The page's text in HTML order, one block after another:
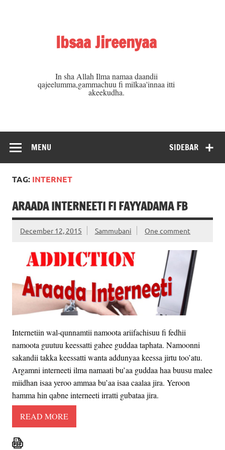
Ibsaa Jireenyaa
In sha Allah Ilma namaa daandii
qajeelumma,gammachuu fi milkaa'innaa itti
akeekudha.
SIDEBAR
MENU
TAG: INTERNET
ARAADA INTERNEETI FI FAYYADAMA FB
December 12, 2015 Sammubani One comment
Internetiin wal-qunnamtii namoota ariifachisuu fi fedhii
namoota guutuu keessatti gahee guddaa taphata. Namoonni
sakandii takka keessatti wanta addunyaa keessa jirtu too’atu.
Argamni interneeti ilma namaati bu’aa guddaa haa buusu malee
miidhan isaa yeroo ammaa bu’aa isaa caalaa jira. Yeroon
hamma hin qabne interneeti irratti gubataa jira.
READ MORE